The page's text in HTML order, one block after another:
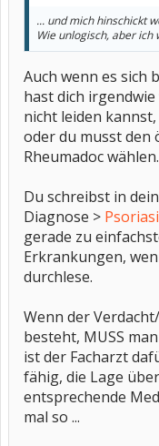
... und mich hinschickt
Wie unlogisch, aber
Auch wenn es sich
hast dich
nicht leiden
oder du musst den
Rheumadoc
Du schreibst in
Diagnose >
gerade zu
Erkrankungen,
durchlese.
Wenn der
besteht, MUSS
ist der Facharzt
fähig, die Lage
entsprechende
mal so ...